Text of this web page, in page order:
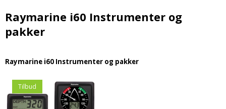
Raymarine i60 Instrumenter og
pakker
Raymarine i60 Instrumenter og pakker
Tilbud